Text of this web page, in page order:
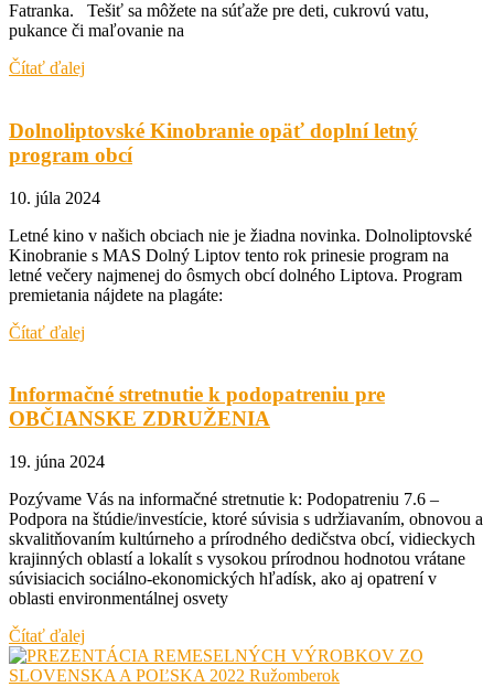
Fatranka. Tešiť sa môžete na súťaže pre deti, cukrovú vatu,
pukance či maľovanie na
Čítať ďalej
Dolnoliptovské Kinobranie opäť doplní letný
program obcí
10. júla 2024
Letné kino v našich obciach nie je žiadna novinka. Dolnoliptovské
Kinobranie s MAS Dolný Liptov tento rok prinesie program na
letné večery najmenej do ôsmych obcí dolného Liptova. Program
premietania nájdete na plagáte:
Čítať ďalej
Informačné stretnutie k podopatreniu pre
OBČIANSKE ZDRUŽENIA
19. júna 2024
Pozývame Vás na informačné stretnutie k: Podopatreniu 7.6 –
Podpora na štúdie/investície, ktoré súvisia s udržiavaním, obnovou a
skvalitňovaním kultúrneho a prírodného dedičstva obcí, vidieckych
krajinných oblastí a lokalít s vysokou prírodnou hodnotou vrátane
súvisiacich sociálno-ekonomických hľadísk, ako aj opatrení v
oblasti environmentálnej osvety
Čítať ďalej